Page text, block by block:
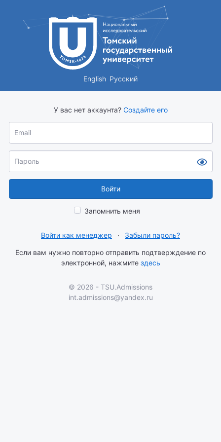
English Русский
У вас нет аккаунта? Создайте его
Email
Пароль
Войти
Запомнить меня
Войти как менеджер · Забыли пароль?
Если вам нужно повторно отправить подтверждение по
электронной, нажмите здесь
© 2026 - TSU.Admissions
int.admissions@yandex.ru